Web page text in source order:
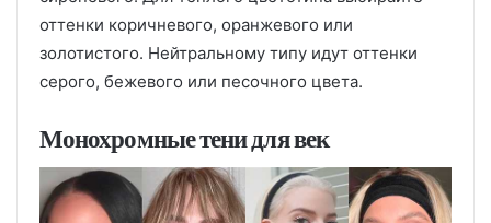
оттенки коричневого, оранжевого или
золотистого. Нейтральному типу идут оттенки
серого, бежевого или песочного цвета.
Монохромные тени для век